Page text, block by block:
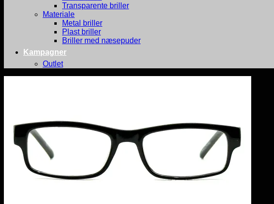
Transparente briller
Materiale
Metal briller
Plast briller
Briller med næsepuder
Kampagner
Outlet